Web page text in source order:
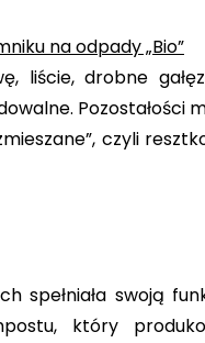
na odpady „Bio”
liście, drobne
Pozostałości
czyli
spełniała swoją
który